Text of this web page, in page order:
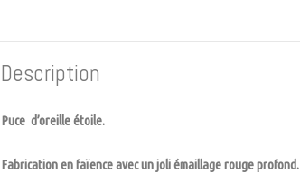
Description
Puce d’oreille étoile.
Fabrication en faïence avec un joli émaillage rouge profond.